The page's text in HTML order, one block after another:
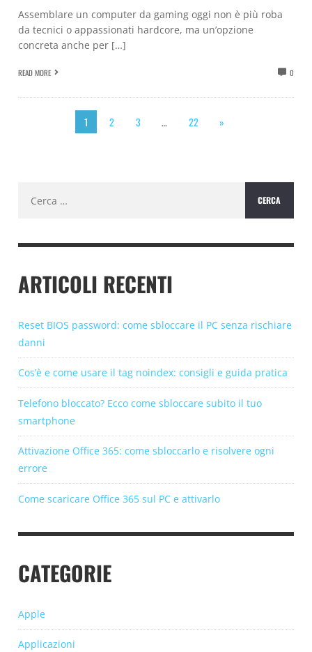
Assemblare un computer da gaming oggi non è più roba
da tecnici o appassionati hardcore, ma un’opzione
concreta anche per […]
READ MORE 0
1 2 3 … 22 »
per:
ARTICOLI RECENTI
Reset BIOS password: come sbloccare il PC senza rischiare
danni
Cos’è e come usare il tag noindex: consigli e guida pratica
Telefono bloccato? Ecco come sbloccare subito il tuo
smartphone
Attivazione Office 365: come sbloccarlo e risolvere ogni
errore
Come scaricare Office 365 sul PC e attivarlo
CATEGORIE
Apple
Applicazioni